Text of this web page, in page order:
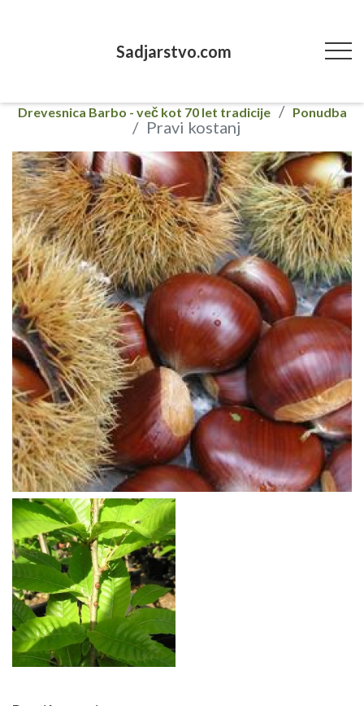
Sadjarstvo.com
Drevesnica Barbo - več kot 70 let tradicije Ponudba
Pravi kostanj